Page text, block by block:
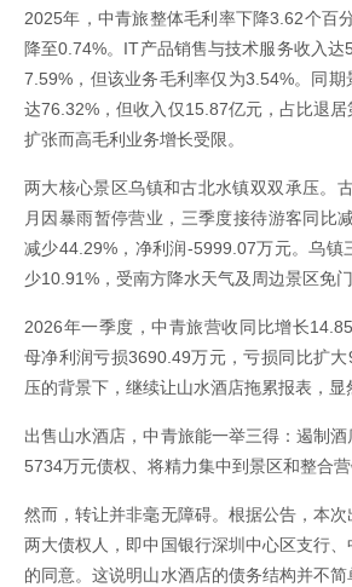
2025年，中青旅整体毛利率下降3.62个百
降至0.74%。IT产品销售与技术服务收入
7.59%，但该业务毛利率仅为3.54%。同期
达76.32%，但收入仅15.87亿元，占比退
扩张而高毛利业务增长受限。
两大核心景区乌镇和古北水镇双双承压。
月因暴雨暂停营业，三季度接待游客同比
减少44.29%，净利润-5999.07万元。乌镇
少10.91%，受南方降水天气及周边景区免
2026年一季度，中青旅营收同比增长
母净利润亏损3690.49万元，亏损同比扩
压的背景下，继续让山水酒店拖累报表，显
出售山水酒店，中青旅能一举三得：遏制
5734万元债权、将精力集中到景区和整合营
然而，转让并非毫无障碍。根据公告，本
两大债权人，即中国银行深圳中心区支行
的同意。这说明山水酒店的债务结构并不